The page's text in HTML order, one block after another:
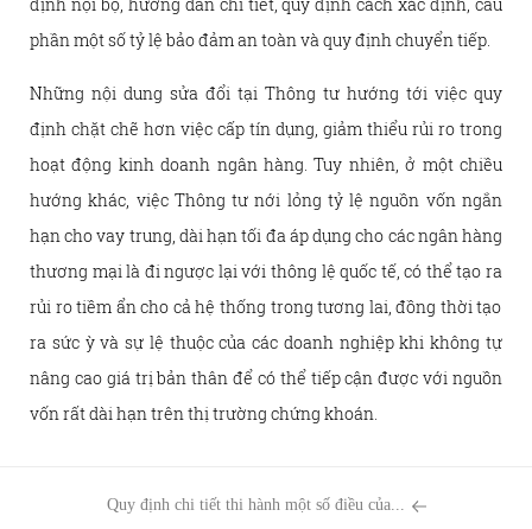
phần một số tỷ lệ bảo đảm an toàn và quy định chuyển tiếp.
Những nội dung sửa đổi tại Thông tư hướng tới việc quy
định chặt chẽ hơn việc cấp tín dụng, giảm thiểu rủi ro trong
hoạt động kinh doanh ngân hàng. Tuy nhiên, ở một chiều
hướng khác, việc Thông tư nới lỏng tỷ lệ nguồn vốn ngắn
hạn cho vay trung, dài hạn tối đa áp dụng cho các ngân hàng
thương mại là đi ngược lại với thông lệ quốc tế, có thể tạo ra
rủi ro tiềm ẩn cho cả hệ thống trong tương lai, đồng thời tạo
ra sức ỳ và sự lệ thuộc của các doanh nghiệp khi không tự
nâng cao giá trị bản thân để có thể tiếp cận được với nguồn
vốn rất dài hạn trên thị trường chứng khoán.
Quy định chi tiết thi hành một số điều của...